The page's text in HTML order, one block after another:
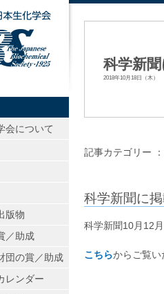
科学新
2018年10月18日（木）
記事カテゴリー ：
科学新聞に
科学新聞10月12
こちらからご覧い
公益社団法人日本生
会について
版物
／助成
団の賞／助成
レンダー